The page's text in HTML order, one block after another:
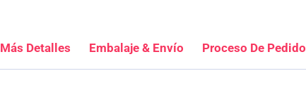
Más Detalles Embalaje & Envío Proceso De Pedido